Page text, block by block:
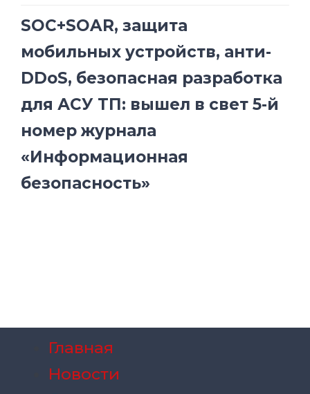
SOC+SOAR, защита
мобильных устройств, анти-
DDoS, безопасная разработка
для АСУ ТП: вышел в свет 5-й
номер журнала
«Информационная
безопасность»
Главная
Новости